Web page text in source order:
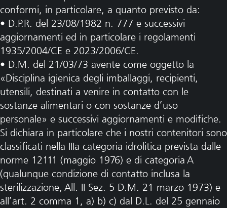
conformi, in particolare, a quanto previsto da:
• D.P.R. del 23/08/1982 n. 777 e successivi
aggiornamenti ed in particolare i regolamenti
1935/2004/CE e 2023/2006/CE.
• D.M. del 21/03/73 avente come oggetto la
«Disciplina igienica degli imballaggi, recipienti,
utensili, destinati a venire in contatto con le
sostanze alimentari o con sostanze d’uso
personale» e successivi aggiornamenti e modifiche.
Si dichiara in particolare che i nostri contenitori sono
classificati nella IIIa categoria idrolitica prevista dalle
norme 12111 (maggio 1976) e di categoria A
(qualunque condizione di contatto inclusa la
sterilizzazione, All. II Sez. 5 D.M. 21 marzo 1973) e
all’art. 2 comma 1, a) b) c) dal D.L. del 25 gennaio